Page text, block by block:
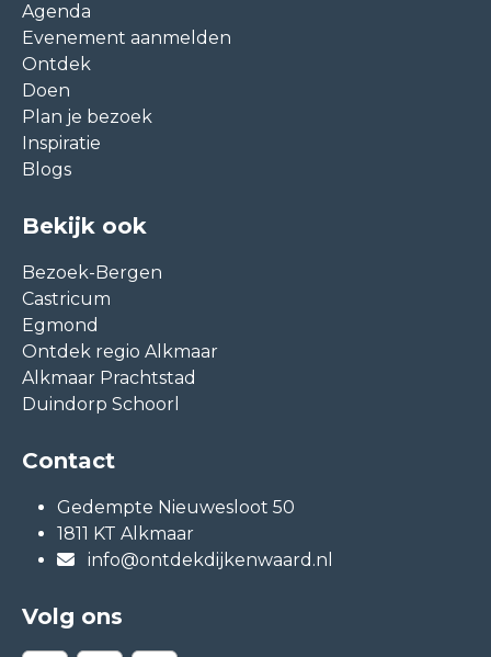
Agenda
Evenement aanmelden
Ontdek
Doen
Plan je bezoek
Inspiratie
Blogs
Bekijk ook
Bezoek-Bergen
Castricum
Egmond
Ontdek regio Alkmaar
Alkmaar Prachtstad
Duindorp Schoorl
Contact
Gedempte Nieuwesloot 50
1811 KT Alkmaar
info@ontdekdijkenwaard.nl
Volg ons